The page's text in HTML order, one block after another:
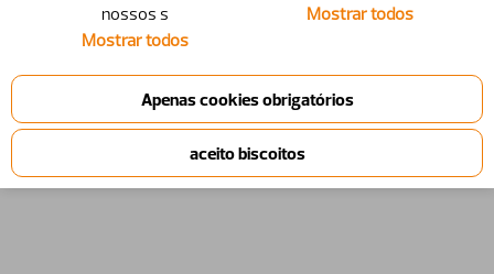
nossos s
Mostrar todos
Mostrar todos